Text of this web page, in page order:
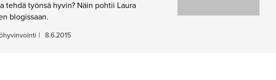
tehdä työnsä hyvin? Näin pohtii Laura
blogissaan.
| 8.6.2015